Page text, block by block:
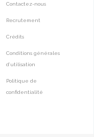
Contactez-nous
Recrutement
Crédits
Conditions générales
d’utilisation
Politique de
confidentialité